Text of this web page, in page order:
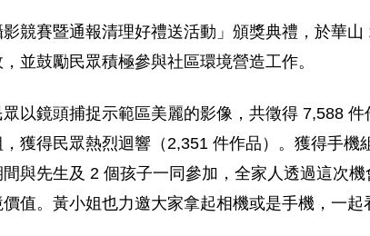
競賽暨通報清理好禮送活動」頒獎典禮，於華
並鼓勵民眾積極參與社區環境營造工作。
以鏡頭捕捉示範區美麗的影像，共徵得 7,588
獲得民眾熱烈迴響（2,351 件作品）。獲得手
與先生及 2 個孩子一同參加，全家人透過這次
值。黃小姐也力邀大家拿起相機或是手機，一起